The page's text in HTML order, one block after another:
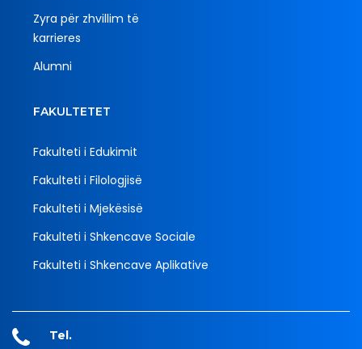
Zyra për zhvillim të
karrieres
Alumni
FAKULTETET
Fakulteti i Edukimit
Fakulteti i Filologjisë
Fakulteti i Mjekësisë
Fakulteti i Shkencave Sociale
Fakulteti i Shkencave Aplikative
Tel.